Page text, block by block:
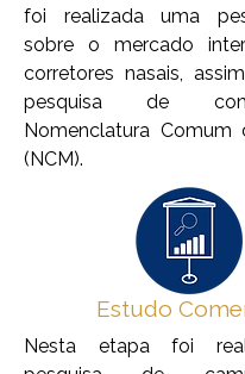
foi realizada uma
sobre o mercado
corretores nasais,
pesquisa de
Nomenclatura Comum
(NCM).
Estudo
Nesta etapa foi